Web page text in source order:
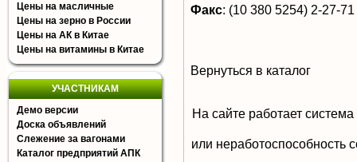
Цены на масличные
Цены на зерно в России
Цены на АК в Китае
Цены на витамины в Китае
УЧАСТНИКАМ
Демо версии
Доска объявлений
Слежение за вагонами
Каталог предприятий АПК
Факс: (10 380 5254) 2-27-71
Вернуться в каталог
На сайте работает
или неработоспособность